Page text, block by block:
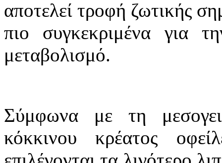
αποτελεί τροφή ζωτικής
πιο συγκεκριμένα για
μεταβολισμό.
Σύμφωνα με τη
κόκκινου κρέατος